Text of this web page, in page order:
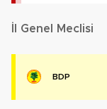
İl Genel Meclisi
BDP